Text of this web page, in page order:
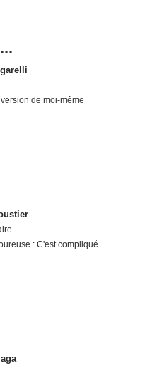
de moi-même
: C'est compliqué